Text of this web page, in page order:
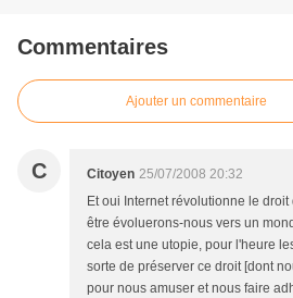
Commentaires
Ajouter un commentaire
C Citoyen 25/07/2008 20:32
Et oui Internet révolutionne le
être évoluerons-nous vers un
cela est une utopie, pour l'heure
sorte de préserver ce droit [dont
pour nous amuser et nous faire